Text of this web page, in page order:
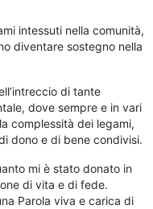
intessuti nella comunità,
diventare sostegno nella
di tante
dove sempre e in vari
complessità dei legami,
dono e di bene condivisi.
mi è stato donato in
di vita e di fede.
Parola viva e carica di